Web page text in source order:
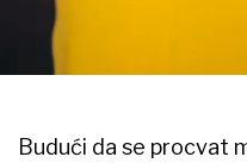
Budući da se procvat